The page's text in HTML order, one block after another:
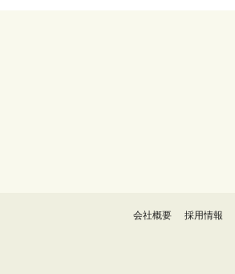
会社概要 採用情報